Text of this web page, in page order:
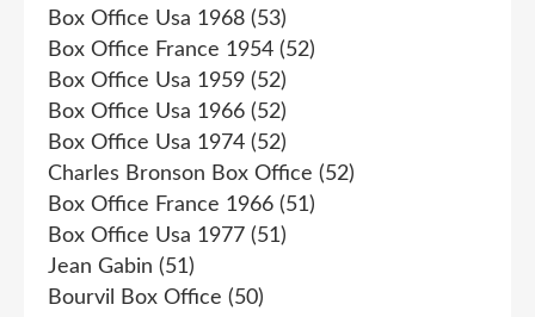
Box Office Usa 1968 (53)
Box Office France 1954 (52)
Box Office Usa 1959 (52)
Box Office Usa 1966 (52)
Box Office Usa 1974 (52)
Charles Bronson Box Office (52)
Box Office France 1966 (51)
Box Office Usa 1977 (51)
Jean Gabin (51)
Bourvil Box Office (50)